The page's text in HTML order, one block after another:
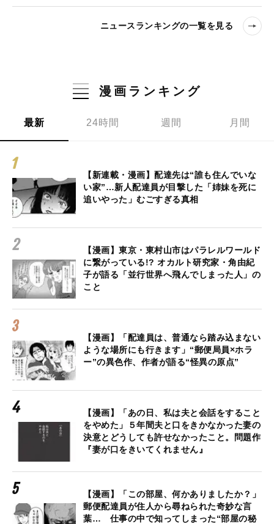
ニュースランキングの一覧を見る
漫画ランキング
最新 24時間 週間 月間
【新連載・漫画】配達先は“誰も住んでいな
い家”…新人配達員が目撃した「姉妹を死に
追いやった」むごすぎる真相
【漫画】東京・東村山市はパラレルワールド
に繋がっている!? オカルト研究家・角由紀
子が語る「並行世界へ飛んでしまった人」の
こと
【漫画】「配達員は、普通なら踏み込まない
ような場所にも行きます」“郵便局員×ホラ
ー”の異色作、作者が語る“怪異の原点”
【漫画】「あの日、私は夫と会話をすること
をやめた」５年間夫と口をきかなかった妻の
決意とどうしても許せなかったこと。問題作
『妻が口をきいてくれません』
【漫画】「この部屋、何かありましたか？」
郵便配達員が住人から尋ねられた奇妙な言
葉… 仕事の中で知ってしまった“部屋の秘